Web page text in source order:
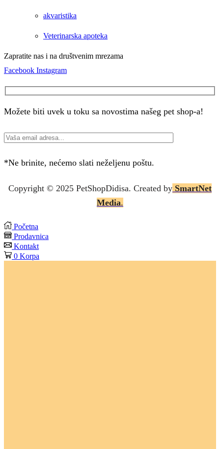
akvaristika
Veterinarska apoteka
Zapratite nas i na društvenim mrezama
Facebook Instagram
Možete biti uvek u toku sa novostima našeg pet shop-a!
*Ne brinite, nećemo slati neželjenu poštu.
Copyright © 2025 PetShopDidisa. Created by SmartNet
Media.
Početna
Prodavnica
Kontakt
0 Korpa